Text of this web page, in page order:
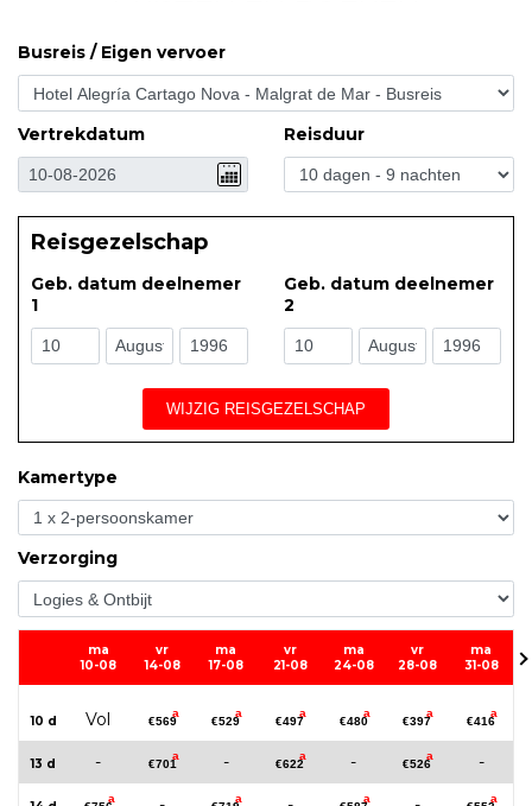
Busreis / Eigen vervoer
Vertrekdatum Reisduur
Reisgezelschap
Geb. datum deelnemer
1
Geb. datum deelnemer
2
WIJZIG REISGEZELSCHAP
Kamertype
Verzorging
ma
10-08
vr
14-08
ma
17-08
vr
21-08
ma
24-08
vr
28-08
ma
31-08
10 d Vol €569
a
€529
a
€497
a
€480
a
€397
a
€416
a
13 d - €701
a - €622
a - €526
a -
a a a a